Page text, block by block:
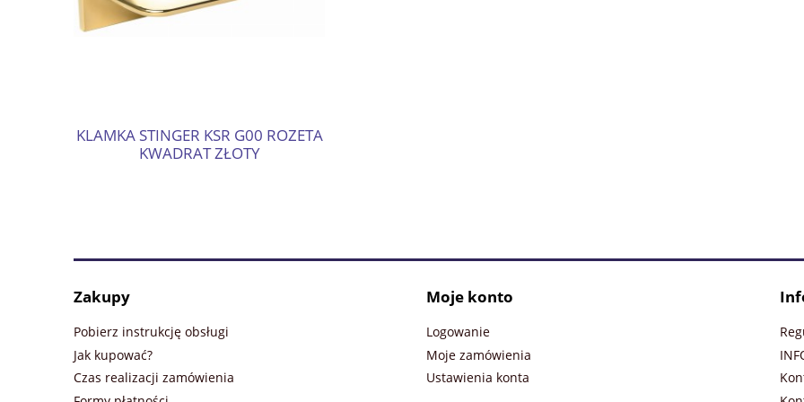
KLAMKA STINGER KSR G00 ROZETA
KWADRAT ZŁOTY
Zakupy
Pobierz instrukcję obsługi
Jak kupować?
Czas realizacji zamówienia
Moje konto
Logowanie
Moje zamówienia
Ustawienia konta